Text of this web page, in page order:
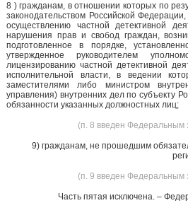
8 ) гражданам, в отношении которых по
законодательством Российской
осуществлению частной детективной
нарушения прав и свобод граждан,
подготовленное в порядке,
утвержденное руководителем
лицензированию частной детективной
исполнительной власти, в ведении
заместителями либо министром
управления) внутренних дел по субъекту
обязанности указанных должностных лиц;
(п. 8 введен Федеральным
9) гражданам, не прошедшим
(п. 9 введен Федеральным
Часть пятая исключена. –